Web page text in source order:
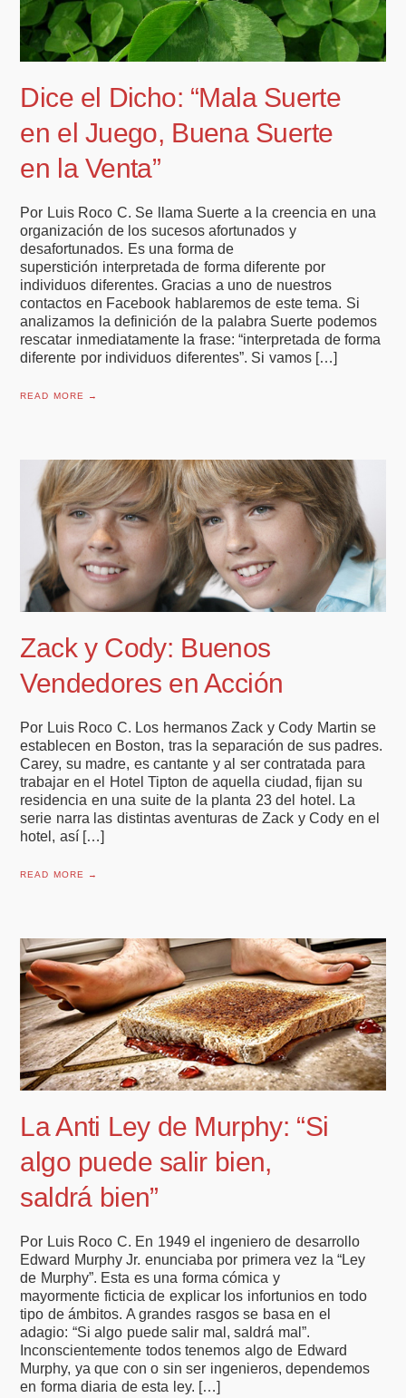
Dice el Dicho: “Mala Suerte
en el Juego, Buena Suerte
en la Venta”
Por Luis Roco C. Se llama Suerte a la creencia en una
organización de los sucesos afortunados y
desafortunados. Es una forma de
superstición interpretada de forma diferente por
individuos diferentes. Gracias a uno de nuestros
contactos en Facebook hablaremos de este tema. Si
analizamos la definición de la palabra Suerte podemos
rescatar inmediatamente la frase: “interpretada de forma
diferente por individuos diferentes”. Si vamos […]
READ MORE →
Zack y Cody: Buenos
Vendedores en Acción
Por Luis Roco C. Los hermanos Zack y Cody Martin se
establecen en Boston, tras la separación de sus padres.
Carey, su madre, es cantante y al ser contratada para
trabajar en el Hotel Tipton de aquella ciudad, fijan su
residencia en una suite de la planta 23 del hotel. La
serie narra las distintas aventuras de Zack y Cody en el
hotel, así […]
READ MORE →
La Anti Ley de Murphy: “Si
algo puede salir bien,
saldrá bien”
Por Luis Roco C. En 1949 el ingeniero de desarrollo
Edward Murphy Jr. enunciaba por primera vez la “Ley
de Murphy”. Esta es una forma cómica y
mayormente ficticia de explicar los infortunios en todo
tipo de ámbitos. A grandes rasgos se basa en el
adagio: “Si algo puede salir mal, saldrá mal”.
Inconscientemente todos tenemos algo de Edward
Murphy, ya que con o sin ser ingenieros, dependemos
en forma diaria de esta ley. […]